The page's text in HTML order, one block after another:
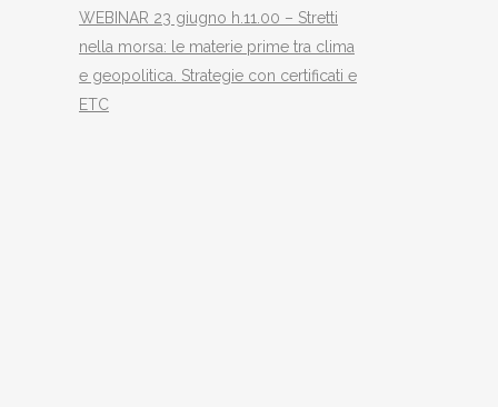
WEBINAR 23 giugno h.11.00 – Stretti
nella morsa: le materie prime tra clima
e geopolitica. Strategie con certificati e
ETC